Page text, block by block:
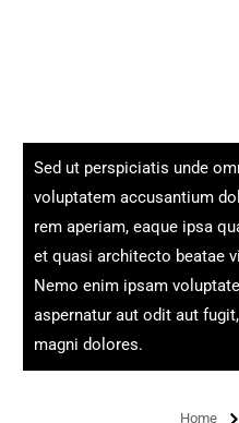
Sed ut perspiciatis unde
voluptatem accusantium
rem aperiam, eaque ipsa
et quasi architecto beatae
Nemo enim ipsam
aspernatur aut odit aut
magni dolores.
Home